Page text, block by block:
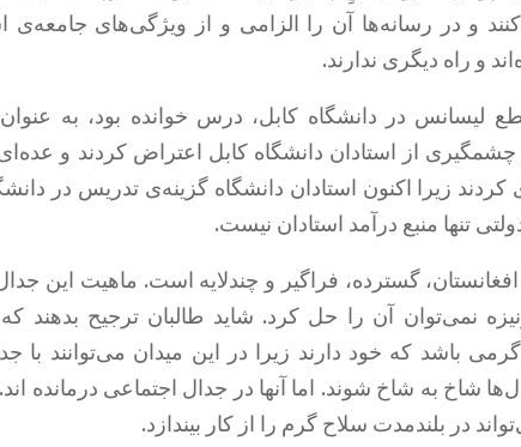
و در رسانه‌ها آن را الزامی و از ویژگی‌های جامعه‌ی
و راه دیگری ندارند.
لیسانس در دانشگاه کابل، درس خوانده بود، به
چشمگیری از استادان دانشگاه کابل اعتراض کردند و
زیرا اکنون استادان دانشگاه گزینه‌ی تدریس در
تنها منبع درآمد استادان نیست.
افغانستان، گسترده، فراگیر و چندلایه است. ماهیت این
نمی‌توان آن را حل کرد. شاید طالبان ترجیح بدهند
باشد که خود دارند زیرا در این میدان می‌توانند با
شاخ به شاخ شوند. اما آنها در جدال اجتماعی درمانده
در بلندمدت سلاح گرم را از کار بیندازد.